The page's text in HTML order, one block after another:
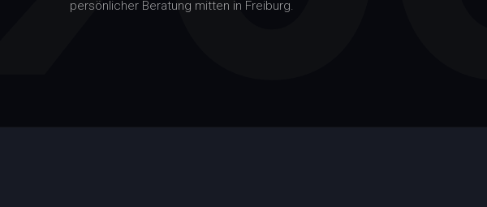
persönlicher Beratung mitten in Freiburg.